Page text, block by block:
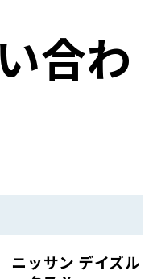
備予約
合わ
ニッサン デイズル